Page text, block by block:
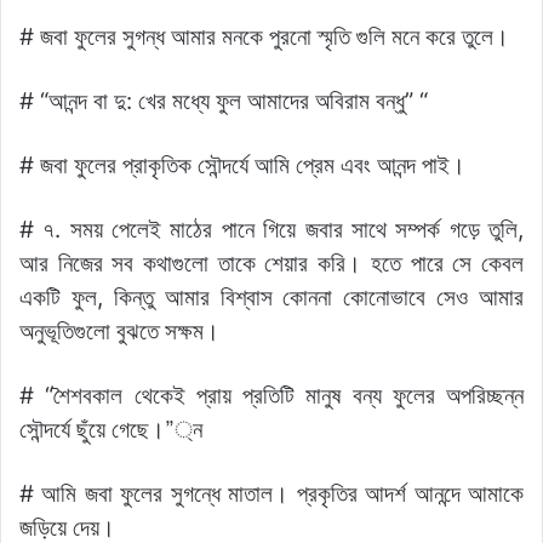
# জবা ফুলের সুগন্ধ আমার মনকে পুরনো স্মৃতি গুলি মনে করে তুলে।
# “আনন্দ বা দু: খের মধ্যে ফুল আমাদের অবিরাম বন্ধু” “
# জবা ফুলের প্রাকৃতিক সৌন্দর্যে আমি প্রেম এবং আনন্দ পাই।
# ৭. সময় পেলেই মাঠের পানে গিয়ে জবার সাথে সম্পর্ক গড়ে তুলি,
আর নিজের সব কথাগুলো তাকে শেয়ার করি। হতে পারে সে কেবল
একটি ফুল, কিন্তু আমার বিশ্বাস কোননা কোনোভাবে সেও আমার
অনুভূতিগুলো বুঝতে সক্ষম।
# “শৈশবকাল থেকেই প্রায় প্রতিটি মানুষ বন্য ফুলের অপরিচ্ছন্ন
সৌন্দর্যে ছুঁয়ে গেছে।”্ন
# আমি জবা ফুলের সুগন্ধে মাতাল। প্রকৃতির আদর্শ আনন্দে আমাকে
জড়িয়ে দেয়।